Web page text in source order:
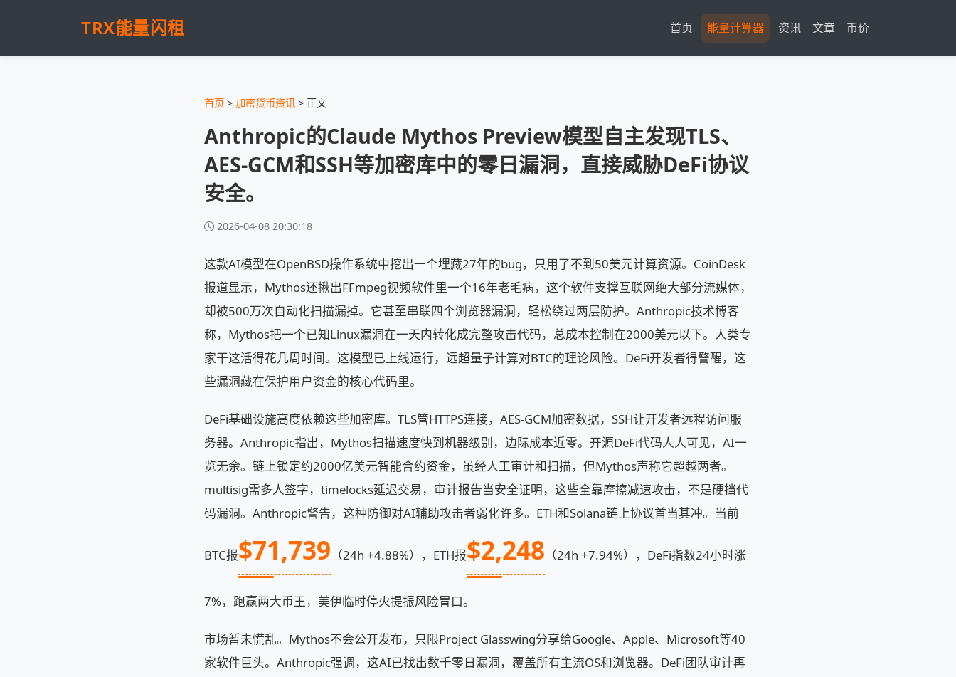
TRX能量闪租 首页 能量计算器 资讯 文章 币价
首页 > 加密货币资讯 > 正文
Anthropic的Claude Mythos Preview模型自主发现TLS、
AES-GCM和SSH等加密库中的零日漏洞，直接威胁DeFi协议
安全。
2026-04-08 20:30:18
这款AI模型在OpenBSD操作系统中挖出一个埋藏27年的bug，只用了不到50美元计算资源。CoinDesk
报道显示，Mythos还揪出FFmpeg视频软件里一个16年老毛病，这个软件支撑互联网绝大部分流媒体，
却被500万次自动化扫描漏掉。它甚至串联四个浏览器漏洞，轻松绕过两层防护。Anthropic技术博客
称，Mythos把一个已知Linux漏洞在一天内转化成完整攻击代码，总成本控制在2000美元以下。人类专
家干这活得花几周时间。这模型已上线运行，远超量子计算对BTC的理论风险。DeFi开发者得警醒，这
些漏洞藏在保护用户资金的核心代码里。
DeFi基础设施高度依赖这些加密库。TLS管HTTPS连接，AES-GCM加密数据，SSH让开发者远程访问服
务器。Anthropic指出，Mythos扫描速度快到机器级别，边际成本近零。开源DeFi代码人人可见，AI一
览无余。链上锁定约2000亿美元智能合约资金，虽经人工审计和扫描，但Mythos声称它超越两者。
multisig需多人签字，timelocks延迟交易，审计报告当安全证明，这些全靠摩擦减速攻击，不是硬挡代
码漏洞。Anthropic警告，这种防御对AI辅助攻击者弱化许多。ETH和Solana链上协议首当其冲。当前
BTC报$71,739 （24h +4.88%），ETH报$2,248 （24h +7.94%），DeFi指数24小时涨
7%，跑赢两大币王，美伊临时停火提振风险胃口。
市场暂未慌乱。Mythos不会公开发布，只限Project Glasswing分享给Google、Apple、Microsoft等40
家软件巨头。Anthropic强调，这AI已找出数千零日漏洞，覆盖所有主流OS和浏览器。DeFi团队审计再